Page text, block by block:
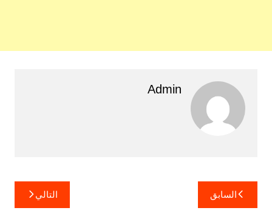
Admin
تصفّح
المقالات
السابق التالي